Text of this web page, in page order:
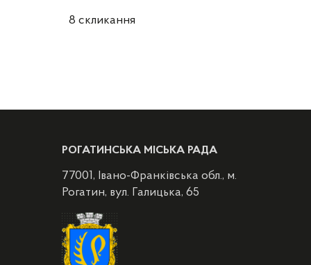
8 скликання
РОГАТИНСЬКА МІСЬКА РАДА
77001, Івано-Франківська обл., м.
Рогатин, вул. Галицька, 65